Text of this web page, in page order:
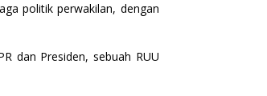
politik perwakilan, dengan
dan Presiden, sebuah RUU